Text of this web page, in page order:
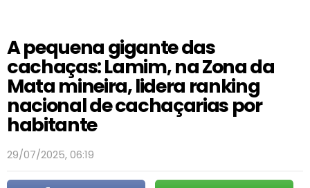
A pequena gigante das
cachaças: Lamim, na Zona da
Mata mineira, lidera ranking
nacional de cachaçarias por
habitante
29/07/2025, 06:19